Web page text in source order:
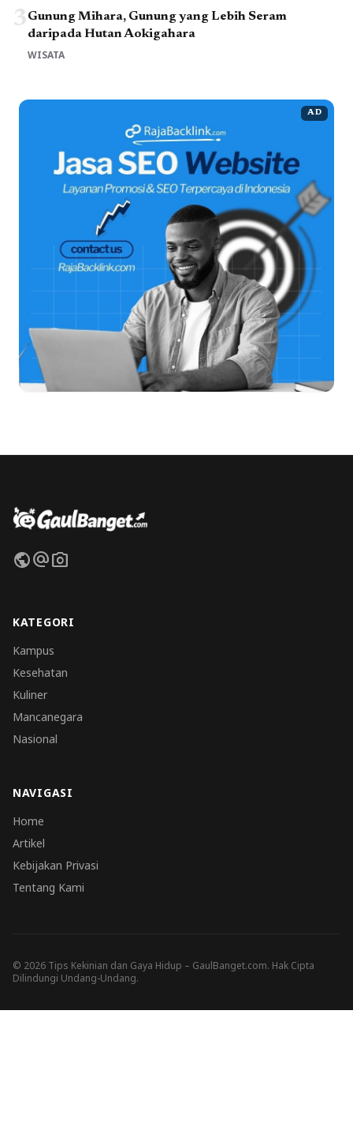
3Gunung Mihara, Gunung yang Lebih Seram
daripada Hutan Aokigahara
WISATA
AD
publicalternate_emailphoto_camera
KATEGORI
Kampus
Kesehatan
Kuliner
Mancanegara
Nasional
NAVIGASI
Home
Artikel
Kebijakan Privasi
Tentang Kami
© 2026 Tips Kekinian dan Gaya Hidup – GaulBanget.com. Hak Cipta
Dilindungi Undang-Undang.